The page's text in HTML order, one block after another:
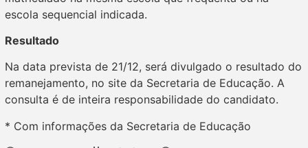
escola sequencial indicada.
Resultado
Na data prevista de 21/12, será divulgado o resultado do
remanejamento, no site da Secretaria de Educação. A
consulta é de inteira responsabilidade do candidato.
* Com informações da Secretaria de Educação